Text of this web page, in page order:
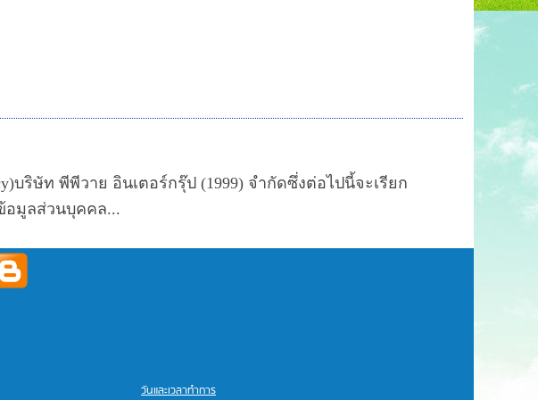
บริษัท พีพีวาย อินเตอร์กรุ๊ป (1999) จำกัดซึ่งต่อไปนี้จะเรียก
อมูลส่วนบุคคล...
วันและเวลาทำการ